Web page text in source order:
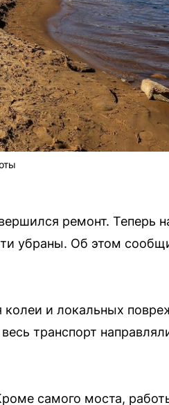
ремонт. Теперь
убраны. Об этом
колеи и локальных
транспорт
самого моста,